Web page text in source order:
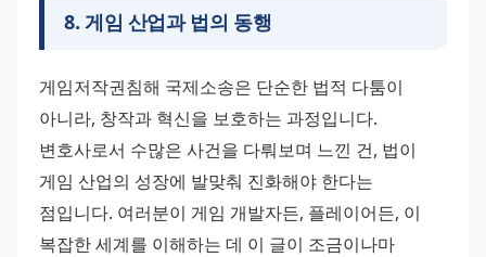
8. 게임 산업과 법의 동행
게임저작권침해 국제소송은 단순한 법적 다툼이
아니라, 창작과 혁신을 보호하는 과정입니다.
변호사로서 수많은 사건을 다뤄보며 느낀 건, 법이
게임 산업의 성장에 발맞춰 진화해야 한다는
점입니다. 여러분이 게임 개발자든, 플레이어든, 이
복잡한 세계를 이해하는 데 이 글이 조금이나마